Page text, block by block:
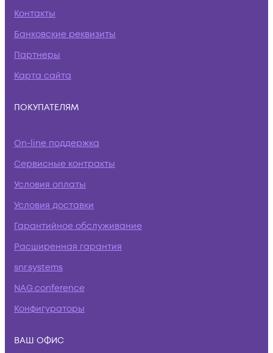
Контакты
Банковские реквизиты
Партнеры
Карта сайта
ПОКУПАТЕЛЯМ
On-line поддержка
Сервисные контракты
Условия оплаты
Условия доставки
Гарантийное обслуживание
Расширенная гарантия
snr.systems
NAG.conference
Конфигураторы
ВАШ ОФИС